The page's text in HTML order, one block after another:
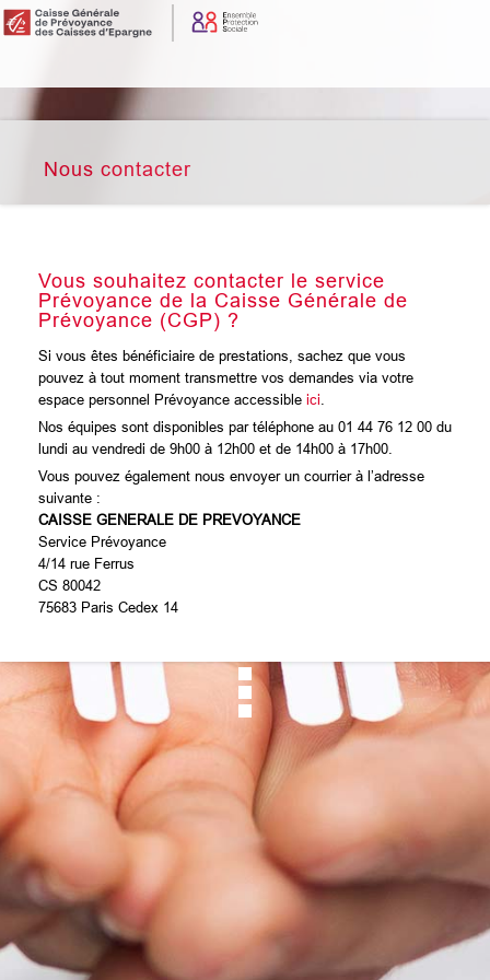
Nous contacter
Vous souhaitez contacter le service
Prévoyance de la Caisse Générale de
Prévoyance (CGP) ?
Si vous êtes bénéficiaire de prestations, sachez que vous
pouvez à tout moment transmettre vos demandes via votre
espace personnel Prévoyance accessible ici
Nos équipes sont disponibles par téléphone au 01 44 76 12 00 du
lundi au vendredi de 9h00 à 12h00 et de 14h00 à 17h00.
Vous pouvez également nous envoyer un courrier à l’adresse
suivante :
CAISSE GENERALE DE PREVOYANCE
Service Prévoyance
4/14 rue Ferrus
CS 80042
75683 Paris Cedex 14